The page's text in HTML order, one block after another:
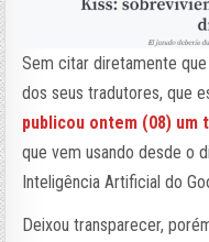
Sem citar diretamente
dos seus tradutores, que
publicou ontem (08) um
que vem usando desde o
Inteligência Artificial do
Deixou transparecer,